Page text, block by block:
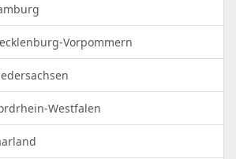
Vorpommern
Westfalen